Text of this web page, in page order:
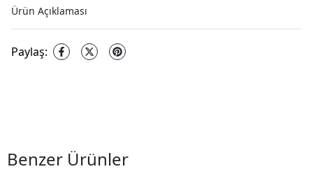
Ürün Açıklaması
Paylaş:
Benzer Ürünler